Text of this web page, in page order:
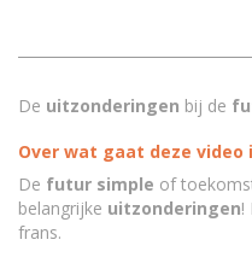
De uitzonderingen bij de
Over wat gaat deze video
De futur simple of
belangrijke uitzonderingen!
frans.